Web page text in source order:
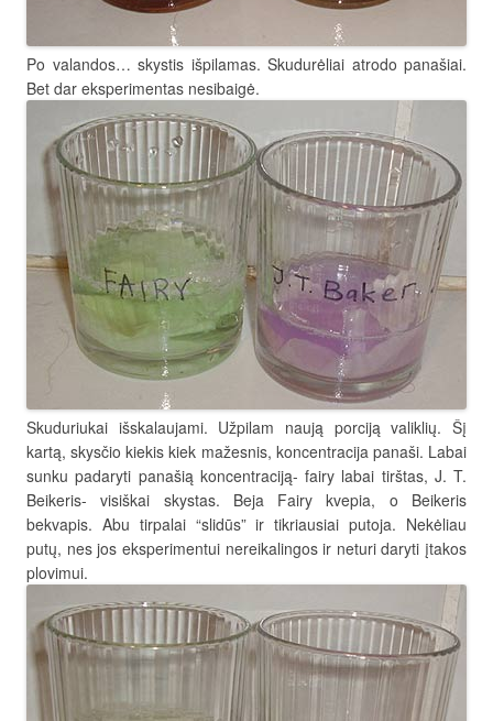
Po valandos… skystis išpilamas. Skudurėliai atrodo panašiai.
Bet dar eksperimentas nesibaigė.
Skuduriukai išskalaujami. Užpilam naują porciją valiklių. Šį
kartą, skysčio kiekis kiek mažesnis, koncentracija panaši. Labai
sunku padaryti panašią koncentraciją- fairy labai tirštas, J. T.
Beikeris- visiškai skystas. Beja Fairy kvepia, o Beikeris
bekvapis. Abu tirpalai “slidūs” ir tikriausiai putoja. Nekėliau
putų, nes jos eksperimentui nereikalingos ir neturi daryti įtakos
plovimui.